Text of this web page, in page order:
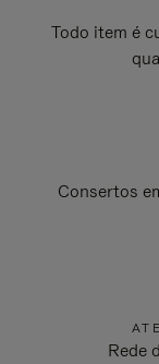
Todo item é
Consertos
Rede